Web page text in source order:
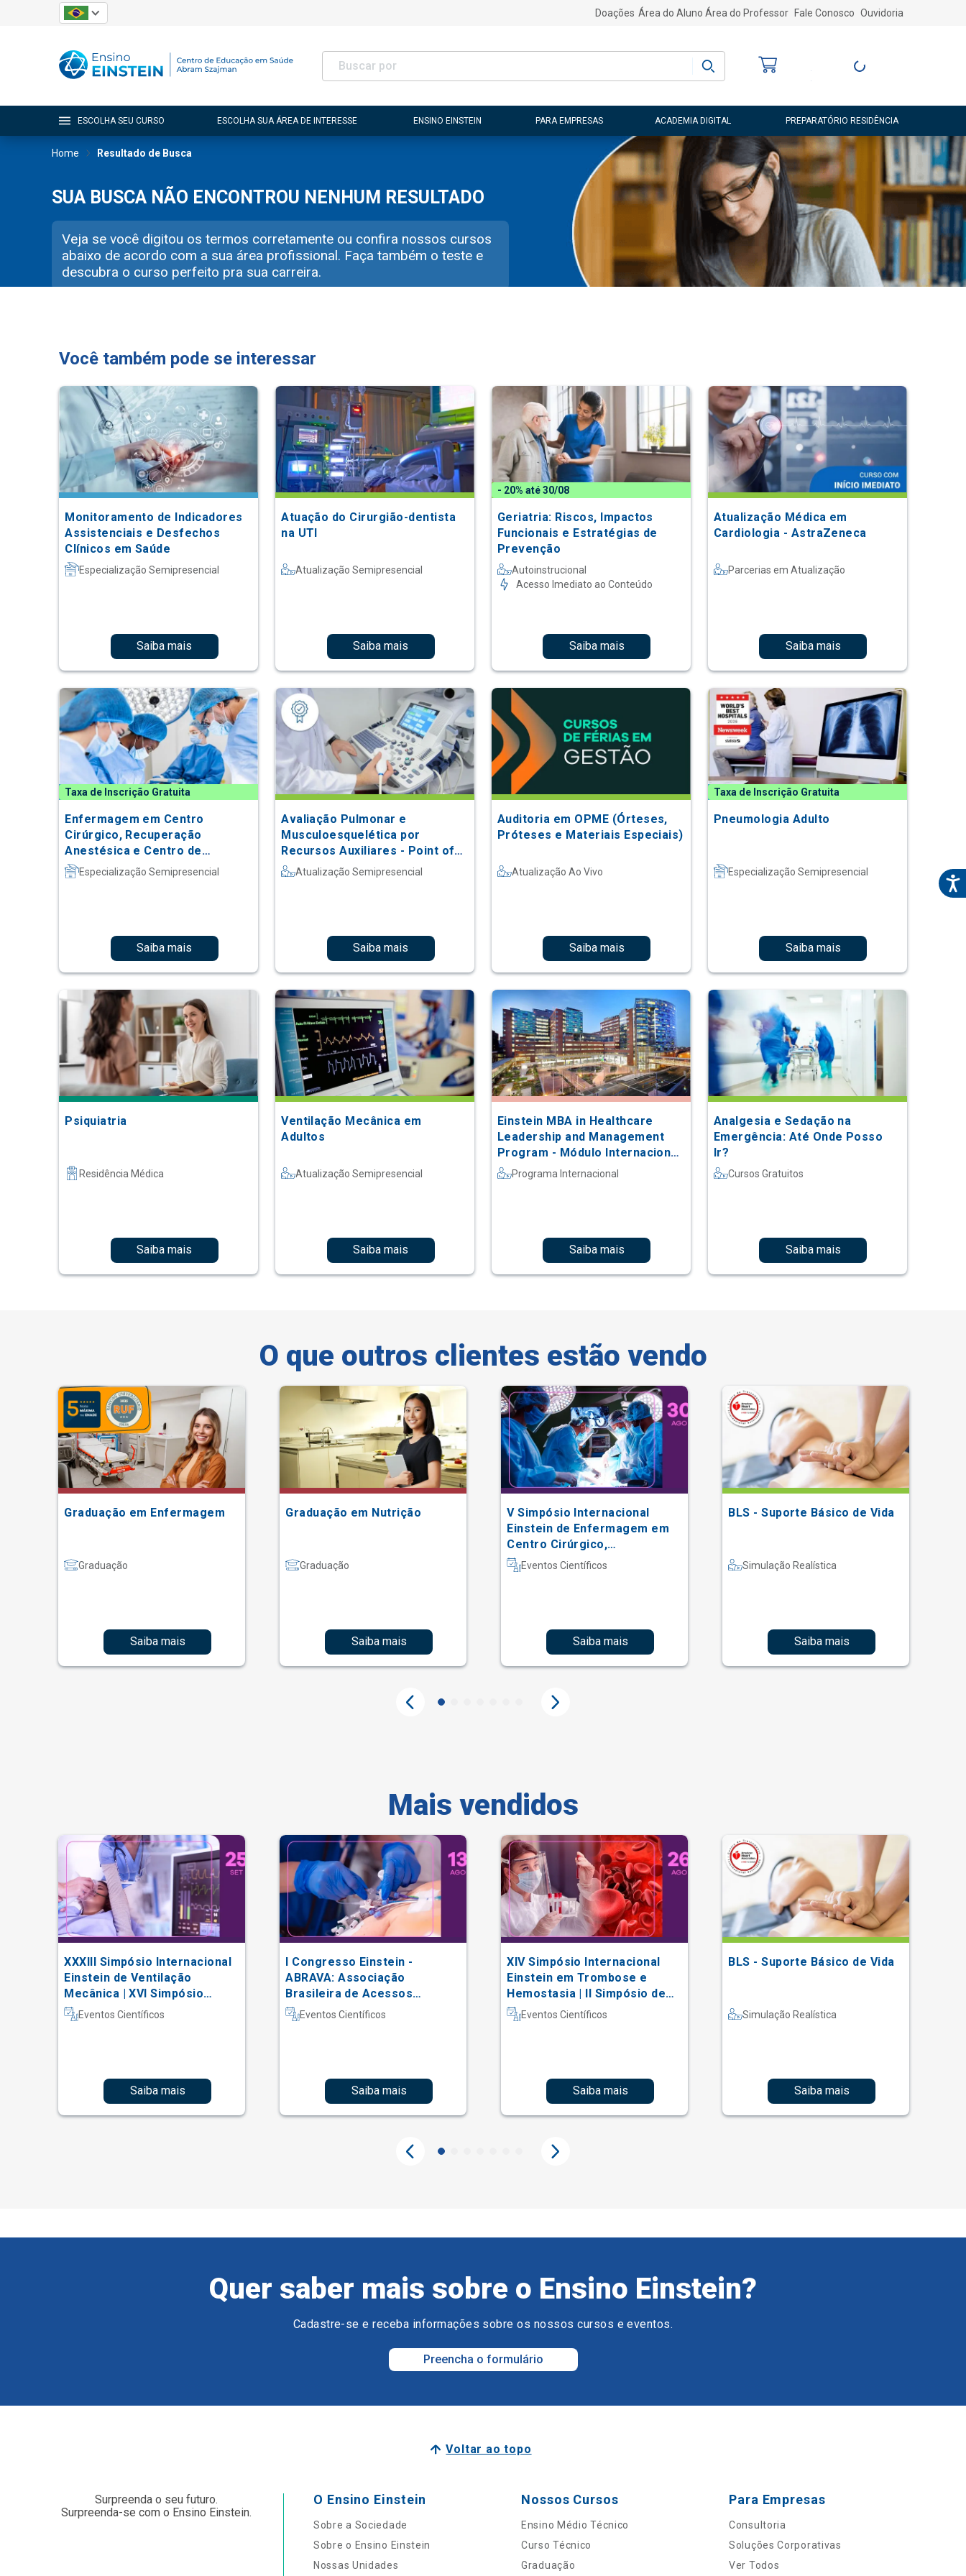
Doações Área do Aluno Área do Professor Fale Conosco Ouvidoria
Entre ou Cadastre-
ESCOLHA SEU CURSO ESCOLHA SUA ÁREA DE INTERESSE ENSINO EINSTEIN PARA EMPRESAS ACADEMIA DIGITAL PREPARATÓRIO RESIDÊNCIA
Home Resultado de Busca
SUA BUSCA NÃO ENCONTROU NENHUM RESULTADO
Veja se você digitou os termos corretamente ou confira nossos cursos
abaixo de acordo com a sua área profissional. Faça também o teste e
descubra o curso perfeito pra sua carreira.
Você também pode se interessar
Monitoramento de Indicadores
Assistenciais e Desfechos
Clínicos em Saúde
Especialização Semipresencial
Saiba mais
Atuação do Cirurgião-dentista
na UTI
Atualização Semipresencial
Saiba mais
- 20% até 30/08
Geriatria: Riscos, Impactos
Funcionais e Estratégias de
Prevenção
Autoinstrucional
Acesso Imediato ao Conteúdo
Saiba mais
Atualização Médica em
Cardiologia - AstraZeneca
Parcerias em Atualização
Saiba mais
Taxa de Inscrição Gratuita
Enfermagem em Centro
Cirúrgico, Recuperação
Anestésica e Centro de
Material e Esterilização
Especialização Semipresencial
Saiba mais
Avaliação Pulmonar e
Musculoesquelética por
Recursos Auxiliares - Point of
CareAtualização Semipresencial
Saiba mais
Auditoria em OPME (Órteses,
Próteses e Materiais Especiais)
Atualização Ao Vivo
Saiba mais
Taxa de Inscrição Gratuita
Pneumologia Adulto
Especialização Semipresencial
Saiba mais
Psiquiatria
Residência Médica
Saiba mais
Ventilação Mecânica em
Adultos
Atualização Semipresencial
Saiba mais
Einstein MBA in Healthcare
Leadership and Management
Program - Módulo Internacional
na Johns Hopkins
Programa Internacional
Saiba mais
Analgesia e Sedação na
Emergência: Até Onde Posso
Ir?
Cursos Gratuitos
Saiba mais
O que outros clientes estão vendo
Graduação em Enfermagem
Graduação
Saiba mais
Graduação em Nutrição
Graduação
Saiba mais
V Simpósio Internacional
Einstein de Enfermagem em
Centro Cirúrgico,
Recuperação Anestésica e
Centro de Material e
Eventos Científicos
Saiba mais
BLS - Suporte Básico de Vida
Simulação Realística
Saiba mais
Mais vendidos
XXXIII Simpósio Internacional
Einstein de Ventilação
Mecânica | XVI Simpósio
Internacional Einstein de
Fisioterapia em Terapia
Eventos Científicos
Saiba mais
I Congresso Einstein -
ABRAVA: Associação
Brasileira de Acessos
Vasculares
Eventos Científicos
Saiba mais
XIV Simpósio Internacional
Einstein em Trombose e
Hemostasia | II Simpósio de
Hematologia Laboratorial
Eventos Científicos
Saiba mais
BLS - Suporte Básico de Vida
Simulação Realística
Saiba mais
Quer saber mais sobre o Ensino Einstein?
Cadastre-se e receba informações sobre os nossos cursos e eventos.
Preencha o formulário
Voltar ao topo
Surpreenda o seu futuro.
Surpreenda-se com o Ensino Einstein.
O Ensino Einstein
Sobre a Sociedade
Sobre o Ensino Einstein
Nossas Unidades
Nossos Cursos
Ensino Médio Técnico
Curso Técnico
Graduação
Para Empresas
Consultoria
Soluções Corporativas
Ver Todos